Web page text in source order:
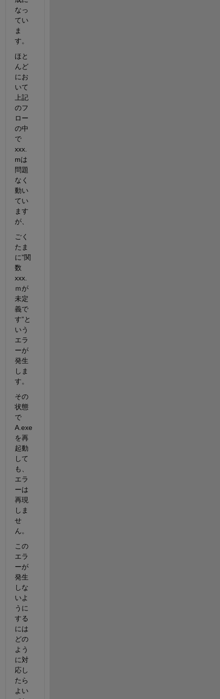
なっ
てい
ま
す。
ほと
んど
にお
いて
上記
のフ
ロー
の中
で
xxx.
mは
問題
なく
動い
てい
ます
が、
ごく
たま
に”関
数
xxx.
ｍが
未定
義で
す”と
いう
エラ
ーが
発生
しま
す。
その
状態
で
A.exe
を再
起動
して
も、
エラ
ーは
再現
しま
せ
ん。
この
エラ
ーが
発生
しな
いよ
うに
する
には
どの
よう
に対
応し
たら
よい